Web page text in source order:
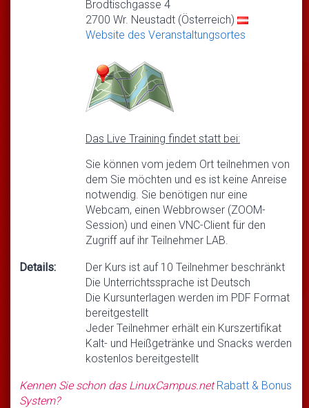
Brodtischgasse 4
2700 Wr. Neustadt (Österreich)
Website des Veranstaltungsortes
Das Live Training findet statt bei:
Sie können vom jedem Ort teilnehmen von
dem Sie möchten und es ist keine Anreise
notwendig. Sie benötigen nur eine
Webcam, einen Webbrowser (ZOOM-
Session) und einen VNC-Client für den
Zugriff auf ihr Teilnehmer LAB.
Details:
Der Kurs ist auf 10 Teilnehmer beschränkt
Die Unterrichtssprache ist Deutsch
Die Kursunterlagen werden im PDF Format
bereitgestellt
Jeder Teilnehmer erhält ein Kurszertifikat
Kalt- und Heißgetränke und Snacks werden
kostenlos bereitgestellt
Kennen Sie schon das LinuxCampus.netRabatt & Bonus
System?